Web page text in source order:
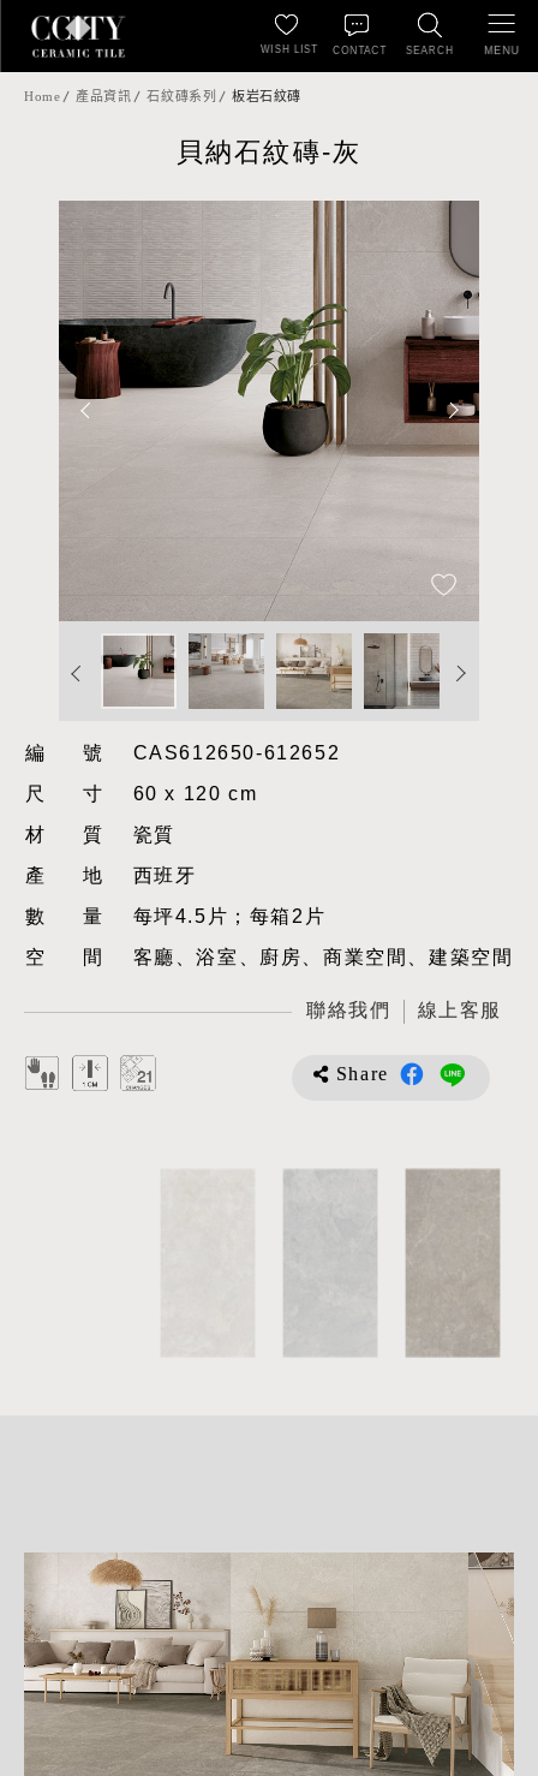
SEARCH
WISH LIST CONTACT MENU
Home 產品資訊 石紋磚系列 板岩石紋磚
貝納石紋磚-灰
編號CAS612650-612652
尺寸60 x 120 cm
材質瓷質
產地西班牙
數量每坪4.5片；每箱2片
空間客廳、浴室、廚房、商業空間、建築空間
聯絡我們 線上客服
Share
紹